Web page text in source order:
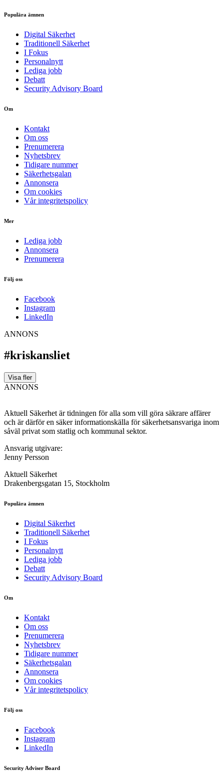
Populära ämnen
Digital Säkerhet
Traditionell Säkerhet
I Fokus
Personalnytt
Lediga jobb
Debatt
Security Advisory Board
Om
Kontakt
Om oss
Prenumerera
Nyhetsbrev
Tidigare nummer
Säkerhetsgalan
Annonsera
Om cookies
Vår integritetspolicy
Mer
Lediga jobb
Annonsera
Prenumerera
Följ oss
Facebook
Instagram
LinkedIn
ANNONS
#kriskansliet
Visa fler
ANNONS
Aktuell Säkerhet är tidningen för alla som vill göra säkrare affärer
och är därför en säker informationskälla för säkerhets­ansvariga inom
såväl privat som statlig och kommunal sektor.
Ansvarig utgivare:
Jenny Persson
Aktuell Säkerhet
Drakenbergsgatan 15, Stockholm
Populära ämnen
Digital Säkerhet
Traditionell Säkerhet
I Fokus
Personalnytt
Lediga jobb
Debatt
Security Advisory Board
Om
Kontakt
Om oss
Prenumerera
Nyhetsbrev
Tidigare nummer
Säkerhetsgalan
Annonsera
Om cookies
Vår integritetspolicy
Följ oss
Facebook
Instagram
LinkedIn
Security Adviser Board